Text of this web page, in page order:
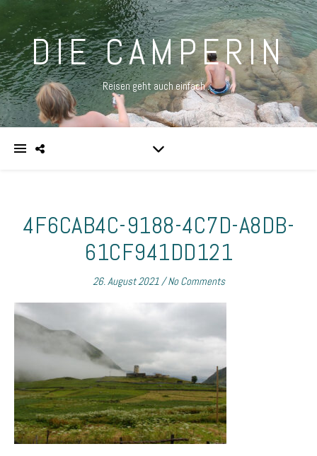
DIE CAMPERIN
Reisen geht auch einfach …
4F6CAB4C-9188-4C7D-A8DB-
61CF941DD121
26. August 2021/ No Comments